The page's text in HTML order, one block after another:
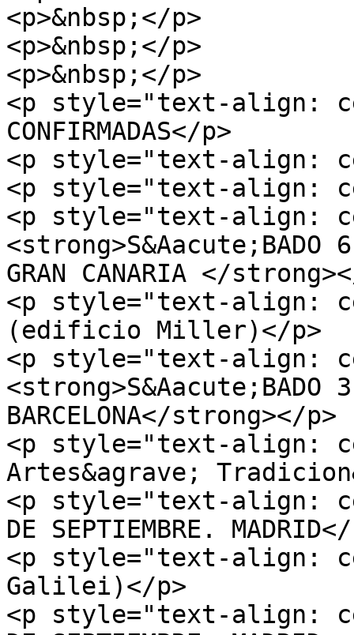
<p>&nbsp;</p>
<p>&nbsp;</p>
<p>&nbsp;</p>
<p style="text-align:
CONFIRMADAS</p>
<p style="text-align:
<p style="text-align:
<p style="text-align:
<strong>S&Aacute;BADO 6
GRAN CANARIA </
<p style="text-align:
(edificio Miller)</p>
<p style="text-align:
<strong>S&Aacute;BADO 3
BARCELONA</strong></p>
<p style="text-align:
Artes&agrave;
<p style="text-align:
DE SEPTIEMBRE.
<p style="text-align:
Galilei)</p>
<p style="text-align: